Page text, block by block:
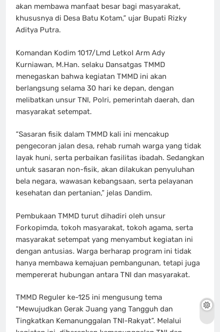
akan membawa manfaat besar bagi masyarakat,
khususnya di Desa Batu Kotam,” ujar Bupati Rizky
Aditya Putra.
Komandan Kodim 1017/Lmd Letkol Arm Ady
Kurniawan, M.Han. selaku Dansatgas TMMD
menegaskan bahwa kegiatan TMMD ini akan
berlangsung selama 30 hari ke depan, dengan
melibatkan unsur TNI, Polri, pemerintah daerah, dan
masyarakat setempat.
“Sasaran fisik dalam TMMD kali ini mencakup
pengecoran jalan desa, rehab rumah warga yang tidak
layak huni, serta perbaikan fasilitas ibadah. Sedangkan
untuk sasaran non-fisik, akan dilakukan penyuluhan
bela negara, wawasan kebangsaan, serta pelayanan
kesehatan dan pertanian,” jelas Dandim.
Pembukaan TMMD turut dihadiri oleh unsur
Forkopimda, tokoh masyarakat, tokoh agama, serta
masyarakat setempat yang menyambut kegiatan ini
dengan antusias. Warga berharap program ini tidak
hanya membawa kemajuan pembangunan, tetapi juga
mempererat hubungan antara TNI dan masyarakat.
TMMD Reguler ke-125 ini mengusung tema
“Mewujudkan Gerak Juang yang Tangguh dan
Tingkatkan Kemanunggalan TNI-Rakyat”. Melalui